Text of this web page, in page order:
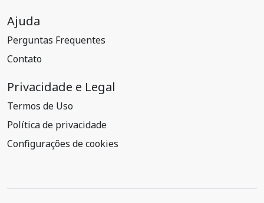
Ajuda
Perguntas Frequentes
Contato
Privacidade e Legal
Termos de Uso
Política de privacidade
Configurações de cookies